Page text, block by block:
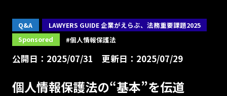
Q&A
LAWYERS GUIDE 企業がえらぶ、法務重要課題2025
Sponsored
#個人情報保護法
公開日：2025/07/31 更新日：2025/07/29
個人情報保護法の“基本”を伝道